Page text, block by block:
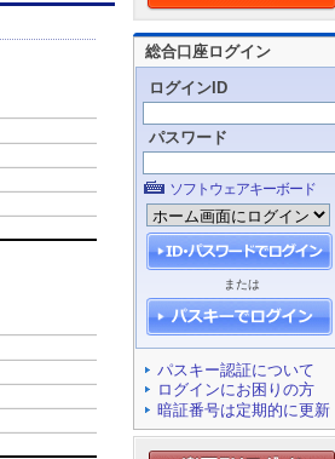
総合口座ログイン
ログインID
パスワード
ソフトウェアキーボード
または
パスキー認証について
ログインにお困りの方
暗証番号は定期的に更新